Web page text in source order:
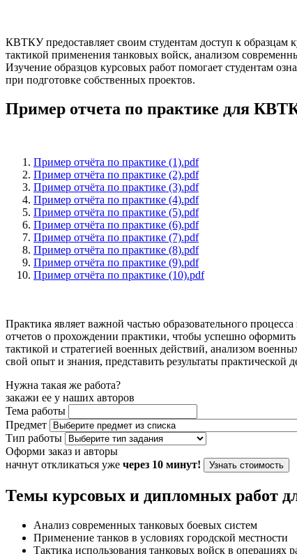
КВТКУ предоставляет своим студентам доступ к
тактикой применения танковых войск, анализом
Изучение образцов курсовых работ помогает студентам
при подготовке собственных проектов.
Пример отчета по практике для
Пример отчёта по практике (1).pdf
Пример отчёта по практике (2).pdf
Пример отчёта по практике (3).pdf
Пример отчёта по практике (4).pdf
Пример отчёта по практике (5).pdf
Пример отчёта по практике (6).pdf
Пример отчёта по практике (7).pdf
Пример отчёта по практике (8).pdf
Пример отчёта по практике (9).pdf
Пример отчёта по практике (10).pdf
Практика являет важной частью образовательного
отчетов о прохождении практики, чтобы успешно
тактикой и стратегией военных действий, анализом
свой опыт и знания, представить результаты
Нужна такая же работа?
закажи ее у наших авторов
Тема работы
Предмет
Тип работы
Оформи заказ и авторы
начнут откликаться уже через 10 минут! Узнать стоимость
Темы курсовых и дипломных работ
Анализ современных танковых боевых систем
Применение танков в условиях городской местности
Тактика использования танковых войск в операциях